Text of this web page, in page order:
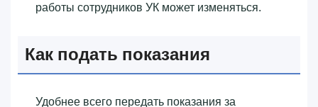
работы сотрудников УК может изменяться.
Как подать показания
Удобнее всего передать показания за